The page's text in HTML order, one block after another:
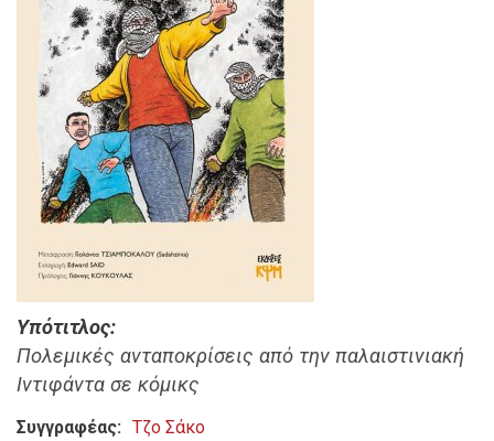
Υπότιτλος
Πολεμικές ανταποκρίσεις από την παλαιστινιακή
Ιντιφάντα σε κόμικς
Συγγραφέας
Τζο Σάκο